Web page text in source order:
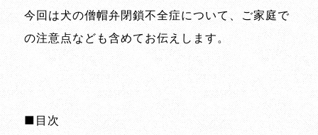
今回は犬の僧帽弁閉鎖不全症について、ご家庭で
の注意点なども含めてお伝えします。
■目次